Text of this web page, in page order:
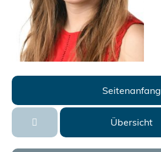
Seitenanfang
Übersicht